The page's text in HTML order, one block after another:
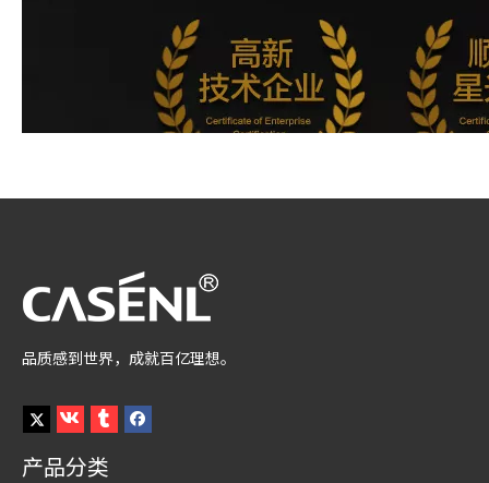
品质感到世界，成就百亿理想。
产品分类